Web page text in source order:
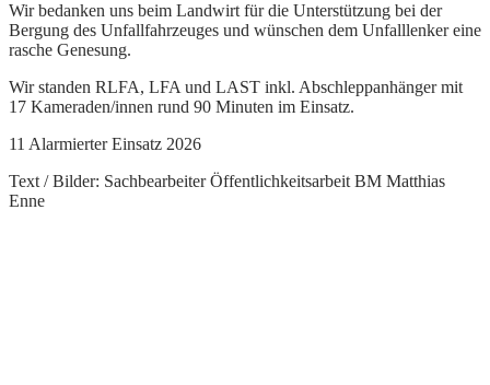
Wir bedanken uns beim Landwirt für die Unterstützung bei der
Bergung des Unfallfahrzeuges und wünschen dem Unfalllenker eine
rasche Genesung.
Wir standen RLFA, LFA und LAST inkl. Abschleppanhänger mit
17 Kameraden/innen rund 90 Minuten im Einsatz.
11 Alarmierter Einsatz 2026
Text / Bilder: Sachbearbeiter Öffentlichkeitsarbeit BM Matthias
Enne